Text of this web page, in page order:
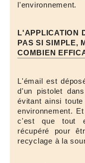
l'environnement.
L'APPLICATION
PAS SI SIMPLE,
COMBIEN
L'émail est
d'un pistolet
évitant ainsi
environnement.
c'est que tout
récupéré pour
recyclage à la